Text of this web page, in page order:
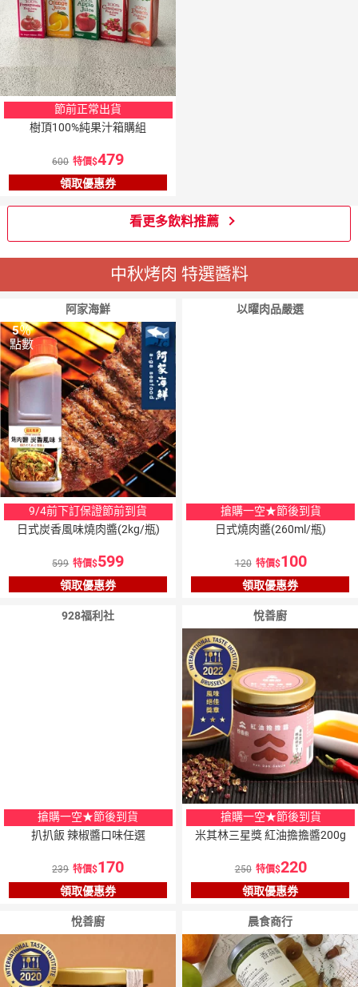
節前正常出貨
樹頂100%純果汁箱購組
600 特價 479
領取優惠券
看更多飲料推薦
中秋烤肉 特選醬料
阿家海鮮
5％
點數
9/4前下訂保證節前到貨
日式炭香風味燒肉醬(2kg/瓶)
599 特價 599
領取優惠券
以曜肉品嚴選
搶購一空★節後到貨
日式燒肉醬(260ml/瓶)
120 特價 100
領取優惠券
928福利社
搶購一空★節後到貨
扒扒飯 辣椒醬口味任選
239 特價 170
領取優惠券
悅善廚
搶購一空★節後到貨
米其林三星獎 紅油擔擔醬200g
250 特價 220
領取優惠券
悅善廚 晨食商行